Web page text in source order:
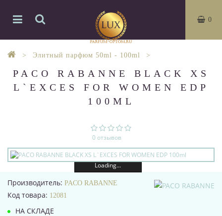
0
Элитный парфюм 50ml - 100ml
PACO RABANNE BLACK XS
L`EXCES FOR WOMEN EDP
100ML
0 отзывов
Loading...
Производитель: PACO RABANNE
Код товара: 12081
НА СКЛАДЕ